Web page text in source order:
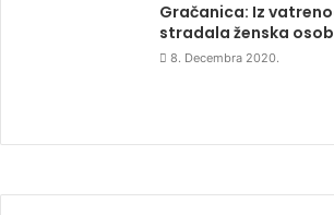
Gračanica: Iz
stradala ženska
8. Decembra 2020.